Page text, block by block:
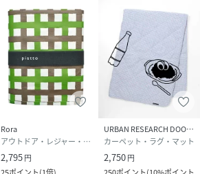
100%、フリル:ポリエステル100%、バンド:ポ
リエステル・コットン
RW0078_1102090106835
1102090106835-BE-F RW0078)
Rora
アウトドア・レジャー・キャンプ用品
2,795円
URBAN RESEARCH DOORS
カーペット・ラグ・マット
2,750円